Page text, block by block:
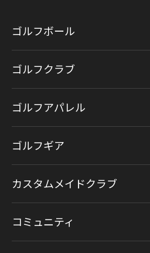
ゴルフボール
ゴルフクラブ
ゴルフアパレル
ゴルフギア
カスタムメイドクラブ
コミュニティ